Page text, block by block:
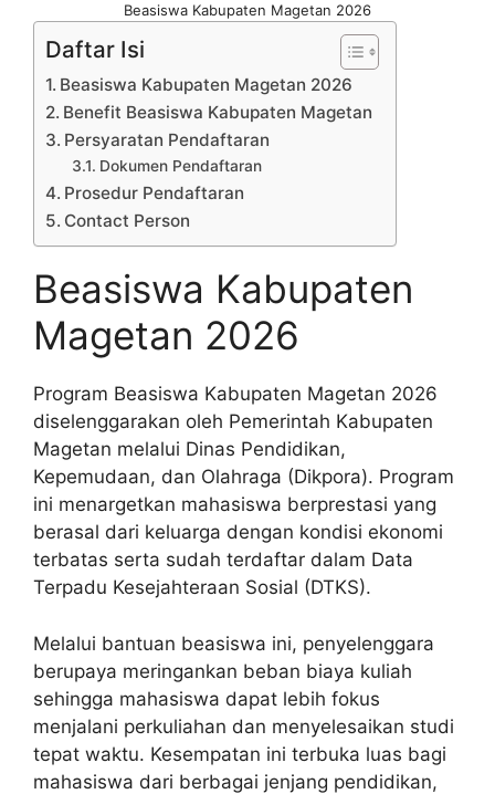
Beasiswa Kabupaten Magetan 2026
Daftar Isi
Beasiswa Kabupaten Magetan 2026
Benefit Beasiswa Kabupaten Magetan
Persyaratan Pendaftaran
Dokumen Pendaftaran
Prosedur Pendaftaran
Contact Person
Beasiswa Kabupaten
Magetan 2026
Program Beasiswa Kabupaten Magetan 2026
diselenggarakan oleh Pemerintah Kabupaten
Magetan melalui Dinas Pendidikan,
Kepemudaan, dan Olahraga (Dikpora). Program
ini menargetkan mahasiswa berprestasi yang
berasal dari keluarga dengan kondisi ekonomi
terbatas serta sudah terdaftar dalam Data
Terpadu Kesejahteraan Sosial (DTKS).
Melalui bantuan beasiswa ini, penyelenggara
berupaya meringankan beban biaya kuliah
sehingga mahasiswa dapat lebih fokus
menjalani perkuliahan dan menyelesaikan studi
tepat waktu. Kesempatan ini terbuka luas bagi
mahasiswa dari berbagai jenjang pendidikan,